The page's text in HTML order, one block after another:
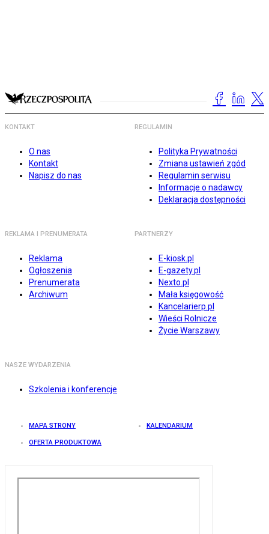
KONTAKT
O nas
Kontakt
Napisz do nas
REGULAMIN
Polityka Prywatności
Zmiana ustawień zgód
Regulamin serwisu
Informacje o nadawcy
Deklaracja dostępności
REKLAMA I PRENUMERATA
Reklama
Ogłoszenia
Prenumerata
Archiwum
PARTNERZY
E-kiosk.pl
E-gazety.pl
Nexto.pl
Mała księgowość
Kancelarierp.pl
Wieści Rolnicze
Życie Warszawy
NASZE WYDARZENIA
Szkolenia i konferencje
MAPA STRONY KALENDARIUM
OFERTA PRODUKTOWA